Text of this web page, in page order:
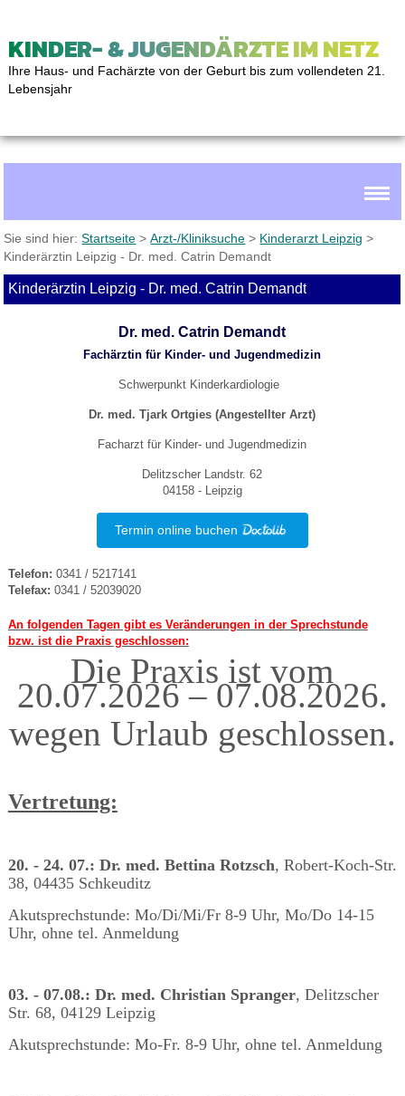
KINDER- & JUGENDÄRZTE IM NETZ
Ihre Haus- und Fachärzte von der Geburt bis zum vollendeten 21.
Lebensjahr
Sie sind hier:Startseite >Arzt-/Kliniksuche > Kinderarzt Leipzig >
Kinderärztin Leipzig - Dr. med. Catrin Demandt
Kinderärztin Leipzig - Dr. med. Catrin Demandt
Dr. med. Catrin Demandt
Fachärztin für Kinder- und Jugendmedizin
Schwerpunkt Kinderkardiologie
Dr. med. Tjark Ortgies (Angestellter Arzt)
Facharzt für Kinder- und Jugendmedizin
Delitzscher Landstr. 62
04158 - Leipzig
Termin online buchen
Telefon: 0341 / 5217141
Telefax: 0341 / 52039020
An folgenden Tagen gibt es Veränderungen in der Sprechstunde
bzw. ist die Praxis geschlossen:
Die Praxis ist vom
20.07.2026 – 07.08.2026.
wegen Urlaub geschlossen.
Vertretung:
20. - 24. 07.: Dr. med. Bettina Rotzsch, Robert-Koch-Str.
38, 04435 Schkeuditz
Akutsprechstunde: Mo/Di/Mi/Fr 8-9 Uhr, Mo/Do 14-15
Uhr, ohne tel. Anmeldung
03. - 07.08.: Dr. med. Christian Spranger, Delitzscher
Str. 68, 04129 Leipzig
Akutsprechstunde: Mo-Fr. 8-9 Uhr, ohne tel. Anmeldung